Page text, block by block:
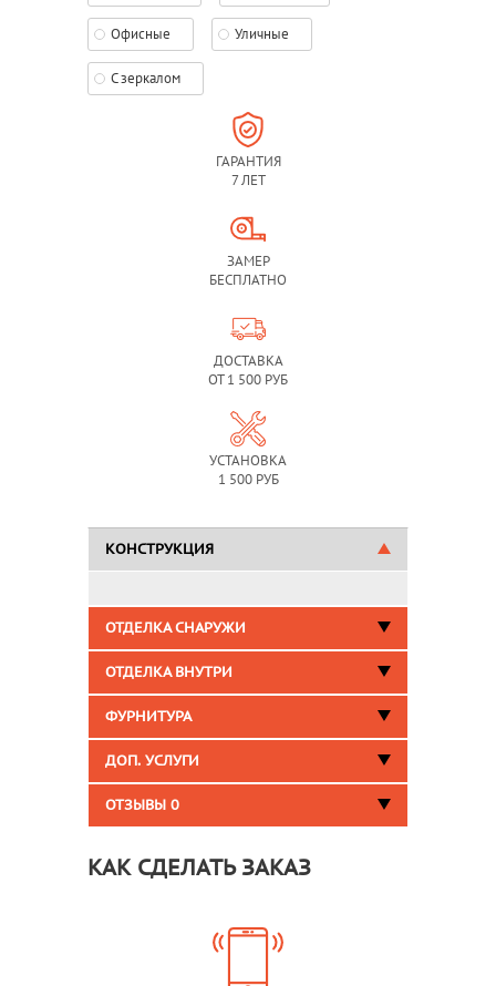
Офисные Уличные
С зеркалом
ГАРАНТИЯ
7 ЛЕТ
ЗАМЕР
БЕСПЛАТНО
ДОСТАВКА
ОТ 1 500 РУБ
УСТАНОВКА
1 500 РУБ
КОНСТРУКЦИЯ
ОТДЕЛКА СНАРУЖИ
ОТДЕЛКА ВНУТРИ
ФУРНИТУРА
ДОП. УСЛУГИ
ОТЗЫВЫ 0
КАК СДЕЛАТЬ ЗАКАЗ